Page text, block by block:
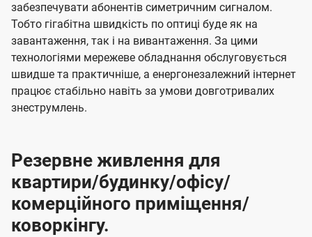
забезпечувати абонентів симетричним сигналом.
Тобто гігабітна швидкість по оптиці буде як на
завантаження, так і на вивантаження. За цими
технологіями мережеве обладнання обслуговується
швидше та практичніше, а енергонезалежний інтернет
працює стабільно навіть за умови довготривалих
знеструмлень.
Резервне живлення для
квартири/будинку/офісу/
комерційного приміщення/
коворкінгу.